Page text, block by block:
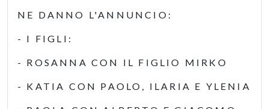
NE DANNO L'ANNUNCIO:
- I FIGLI:
- ROSANNA CON IL FIGLIO MIRKO
- KATIA CON PAOLO, ILARIA E YLENIA